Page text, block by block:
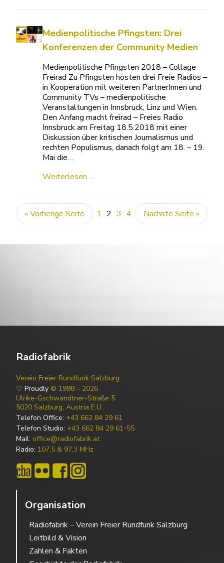
Medienpolitische Pfingsten: Drei
Konferenzen der Community Medien
Medienpolitische Pfingsten 2018 – Collage
Freirad Zu Pfingsten hosten drei Freie Radios –
in Kooperation mit weiteren PartnerInnen und
Community TVs – medienpolitische
Veranstaltungen in Innsbruck, Linz und Wien.
Den Anfang macht freirad – Freies Radio
Innsbruck am Freitag 18.5.2018 mit einer
Diskussion über kritischen Journalismus und
rechten Populismus, danach folgt am 18. – 19.
Mai die…
Weiterlesen ...
« Vorherige Seite 1 2 3 4 Nächste Seite »
Radiofabrik
Verein Freier Rundfunk Salzburg
♡ Proudly © 1998 – 2026
Ulrike-Gschwandtner-Straße 5
5020 Salzburg, Austria E.U.
Telefon Office: +43 662 84 29 61
Telefon Studio: +43 662 84 29 61-55
Mail: office@radiofabrik.at
Radio: 107,5 & 97,3 MHz
Organisation
Radiofabrik – Verein Freier Rundfunk Salzburg
Leitbild & Vision
Zahlen & Fakten